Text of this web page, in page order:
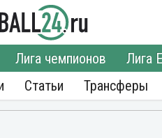
Лига чемпионов Лига
Статьи
Трансферы